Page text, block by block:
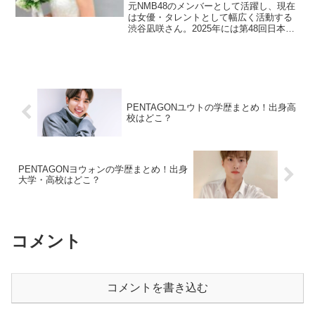
元NMB48のメンバーとして活躍し、現在
は女優・タレントとして幅広く活動する
渋谷凪咲さん。2025年には第48回日本ア
PENTAGONユウトの学歴まとめ！出身高
校はどこ？
PENTAGONヨウォンの学歴まとめ！出身
大学・高校はどこ？
コメント
コメントを書き込む